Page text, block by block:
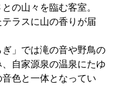
の山々を臨む客室。
ラスに山の香りが届
」では滝の音や野鳥の
自家源泉の温泉にたゆ
色と一体となってい